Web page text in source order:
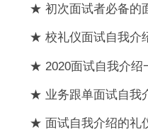
★ 初次面试者必备的
★ 校礼仪面试自我介
★ 2020面试自我介绍
★ 业务跟单面试自我
★ 面试自我介绍的礼